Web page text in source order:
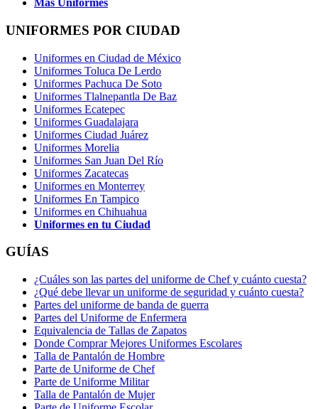
Más Uniformes
UNIFORMES POR CIUDAD
Uniformes en Ciudad de México
Uniformes Toluca De Lerdo
Uniformes Pachuca De Soto
Uniformes Tlalnepantla De Baz
Uniformes Ecatepec
Uniformes Guadalajara
Uniformes Ciudad Juárez
Uniformes Morelia
Uniformes San Juan Del Río
Uniformes Zacatecas
Uniformes en Monterrey
Uniformes En Tampico
Uniformes en Chihuahua
Uniformes en tu Ciudad
GUÍAS
¿Cuáles son las partes del uniforme de Chef y cuánto cuesta?
¿Qué debe llevar un uniforme de seguridad y cuánto cuesta?
Partes del uniforme de banda de guerra
Partes del Uniforme de Enfermera
Equivalencia de Tallas de Zapatos
Donde Comprar Mejores Uniformes Escolares
Talla de Pantalón de Hombre
Parte de Uniforme de Chef
Parte de Uniforme Militar
Talla de Pantalón de Mujer